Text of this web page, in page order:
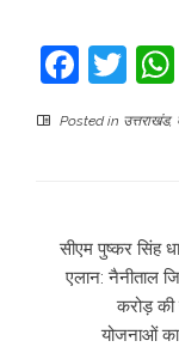
Posted in उत्तराखंड,
सीएम पुष्कर सिंह
एलान: नैनीताल
करोड़ की
योजनाओं का